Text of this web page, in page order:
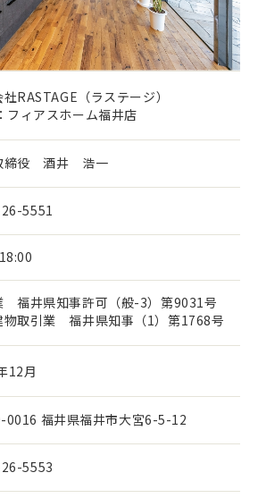
RASTAGE（ラステージ）
フィアスホーム福井店
締役 酒井 浩一
5551
福井県知事許可（般-3）第9031号
物取引業 福井県知事（1）第1768号
12月
0016 福井県福井市大宮6-5-12
5553